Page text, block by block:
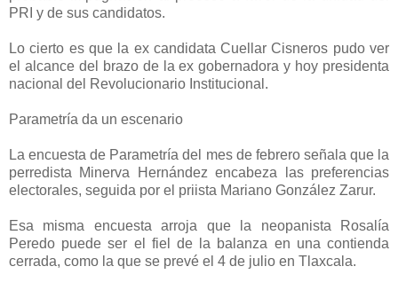
PRI y de sus candidatos.
Lo cierto es que la ex candidata Cuellar Cisneros pudo ver
el alcance del brazo de la ex gobernadora y hoy presidenta
nacional del Revolucionario Institucional.
Parametría da un escenario
La encuesta de Parametría del mes de febrero señala que la
perredista Minerva Hernández encabeza las preferencias
electorales, seguida por el priista Mariano González Zarur.
Esa misma encuesta arroja que la neopanista Rosalía
Peredo puede ser el fiel de la balanza en una contienda
cerrada, como la que se prevé el 4 de julio en Tlaxcala.